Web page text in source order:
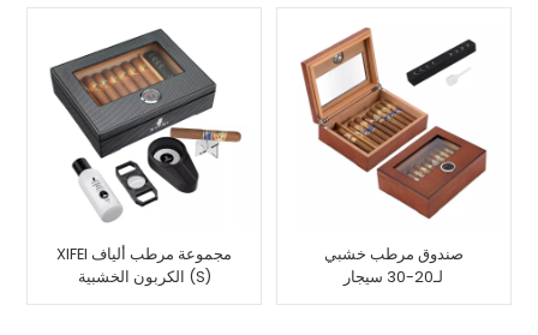
XIFEI مجموعة مرطب ألياف
الكربون الخشبية (S)
صندوق مرطب خشبي
لـ20-30 سيجار